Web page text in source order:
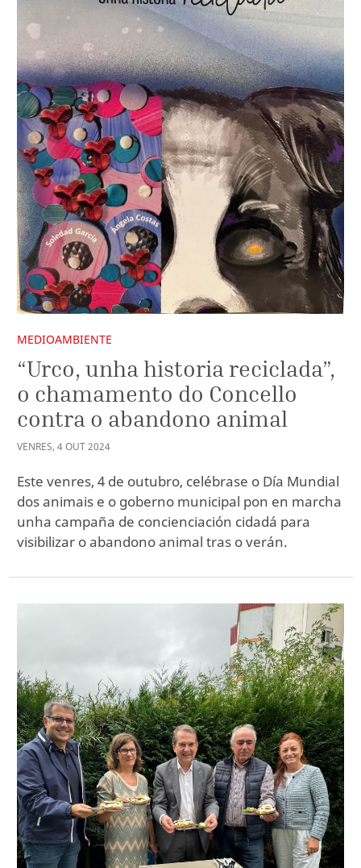
MEDIOAMBIENTE
“Urco, unha historia reciclada”,
o chamamento do Concello
contra o abandono animal
VENRES, 4OUT2024
Este venres, 4 de outubro, celébrase o Día Mundial
dos animais e o goberno municipal pon en marcha
unha campaña de concienciación cidadá para
visibilizar o abandono animal tras o verán.